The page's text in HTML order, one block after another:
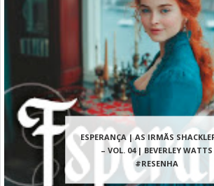
ESPERANÇA | AS IRMÃS
– VOL. 04 | BEVERLEY WATTS
#RESENHA